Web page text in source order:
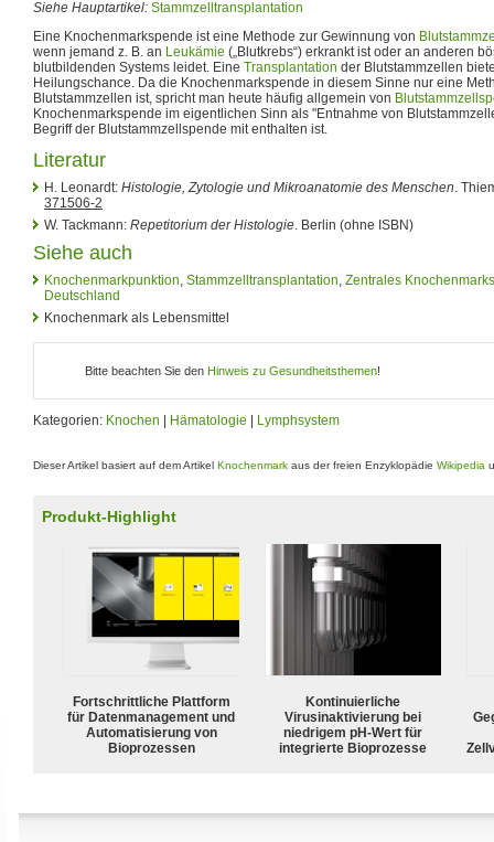
Siehe Hauptartikel: Stammzelltransplantation
Eine Knochenmarkspende ist eine Methode zur Gewinnung von
wenn jemand z. B. an Leukämie („Blutkrebs“) erkrankt ist oder an anderen
blutbildenden Systems leidet. Eine Transplantation der Blutstammzellen
Heilungschance. Da die Knochenmarkspende in diesem Sinne nur eine
Blutstammzellen ist, spricht man heute häufig allgemein von
Knochenmarkspende im eigentlichen Sinn als "Entnahme von
Begriff der Blutstammzellspende mit enthalten ist.
Literatur
H. Leonardt: Histologie, Zytologie und Mikroanatomie des Menschen.
371506-2
W. Tackmann: Repetitorium der Histologie. Berlin (ohne ISBN)
Siehe auch
Knochenmarkpunktion, Stammzelltransplantation, Zentrales
Deutschland
Knochenmark als Lebensmittel
Bitte beachten Sie den Hinweis zu Gesundheitsthemen!
Kategorien: Knochen Hämatologie Lymphsystem
Dieser Artikel basiert auf dem Artikel Knochenmark aus der freien Enzyklopädie Wikipedia
Produkt-Highlight
Fortschrittliche Plattform
für Datenmanagement und
Automatisierung von
Bioprozessen
Kontinuierliche
Virusinaktivierung bei
niedrigem pH-Wert für
integrierte Bioprozesse